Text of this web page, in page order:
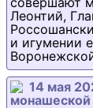
Леонтий,
и игумении
14 мая